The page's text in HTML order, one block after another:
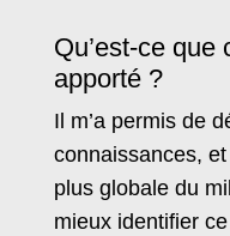
Qu’est-ce
apporté ?
Il m’a permis de
connaissances,
plus globale du
mieux identifier